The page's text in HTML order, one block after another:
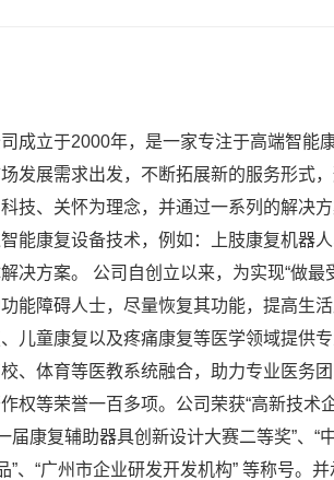
成立于2000年，是一家专注于高端智
发展需求出发，不断拓展新的服务形式
技、关怀为理念，并通过一系列的解决
能康复设备技术，例如：上肢康复机器
决方案。 公司自创立以来，为实现“做
能障碍人士，尽量恢复其功能，提高生
儿童康复以及疼痛康复等医学领域提供
、体育等医教系统融合，助力专业医务
权等荣誉一百多项。公司荣获“高新技术
届康复辅助器具创新设计大赛二等奖”、
”、“广州市企业研发开发机构” 等称号